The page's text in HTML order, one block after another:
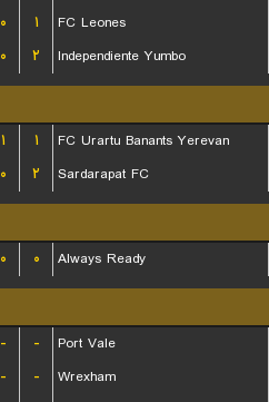
۰ ۱
FC Leones
۰ ۲ Independiente Yumbo
۱ ۱
FC Urartu Banants Yerevan
۰ ۲ Sardarapat FC
۰ ۰ Always Ready
- -
Port Vale
- -
Wrexham